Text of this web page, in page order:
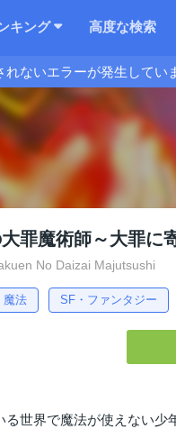
キング 高度な検索
ないエラーが発生してい
罪魔術師～大罪に
No Daizai Majutsushi
魔法 SF・ファンタジー
る世界で魔法が使えない